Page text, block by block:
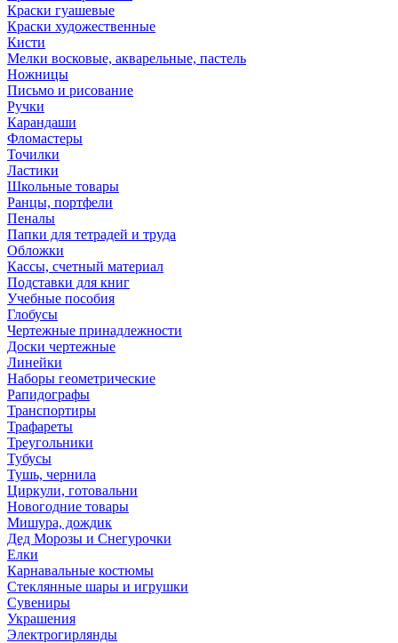
Краски гуашевые
Краски художественные
Кисти
Мелки восковые, акварельные, пастель
Ножницы
Письмо и рисование
Ручки
Карандаши
Фломастеры
Точилки
Ластики
Школьные товары
Ранцы, портфели
Пеналы
Папки для тетрадей и труда
Обложки
Кассы, счетный материал
Подставки для книг
Учебные пособия
Глобусы
Чертежные принадлежности
Доски чертежные
Линейки
Наборы геометрические
Рапидографы
Транспортиры
Трафареты
Треугольники
Тубусы
Тушь, чернила
Циркули, готовальни
Новогодние товары
Мишура, дождик
Дед Морозы и Снегурочки
Елки
Карнавальные костюмы
Стеклянные шары и игрушки
Сувениры
Украшения
Электрогирлянды